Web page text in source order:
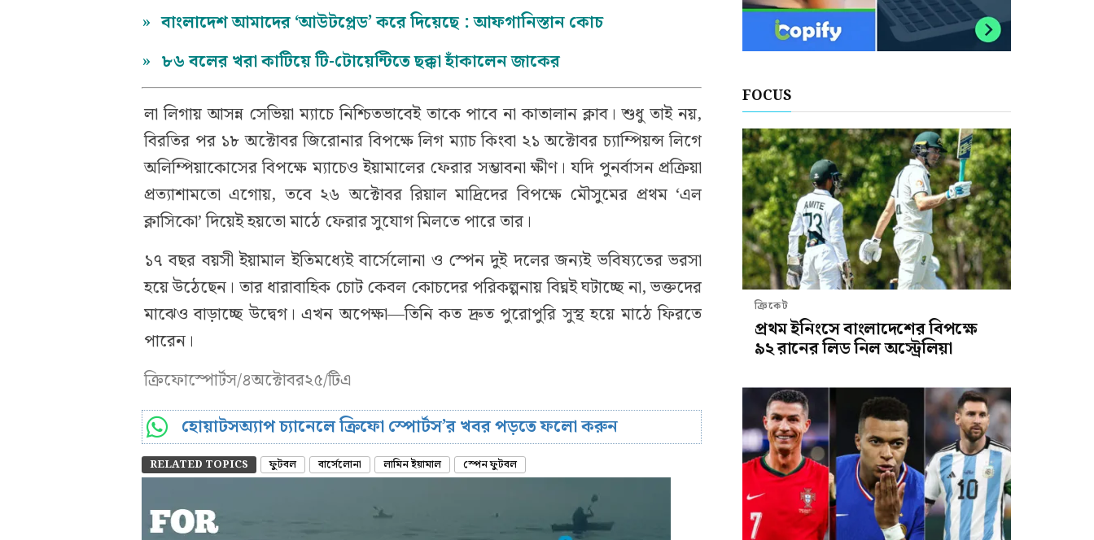
» বাংলাদেশ আমাদের ‘আউটপ্লেড’ করে দিয়েছে : আফগানিস্তান কোচ
» ৮৬ বলের খরা কাটিয়ে টি-টোয়েন্টিতে ছক্কা হাঁকালেন জাকের
লা লিগায় আসন্ন সেভিয়া ম্যাচে নিশ্চিতভাবেই তাকে পাবে না কাতালান ক্লাব। শুধু তাই নয়,
বিরতির পর ১৮ অক্টোবর জিরোনার বিপক্ষে লিগ ম্যাচ কিংবা ২১ অক্টোবর চ্যাম্পিয়ন্স লিগে
অলিম্পিয়াকোসের বিপক্ষে ম্যাচেও ইয়ামালের ফেরার সম্ভাবনা ক্ষীণ। যদি পুনর্বাসন প্রক্রিয়া
প্রত্যাশামতো এগোয়, তবে ২৬ অক্টোবর রিয়াল মাদ্রিদের বিপক্ষে মৌসুমের প্রথম ‘এল
ক্লাসিকো’ দিয়েই হয়তো মাঠে ফেরার সুযোগ মিলতে পারে তার।
১৭ বছর বয়সী ইয়ামাল ইতিমধ্যেই বার্সেলোনা ও স্পেন দুই দলের জন্যই ভবিষ্যতের ভরসা
হয়ে উঠেছেন। তার ধারাবাহিক চোট কেবল কোচদের পরিকল্পনায় বিঘ্নই ঘটাচ্ছে না, ভক্তদের
মাঝেও বাড়াচ্ছে উদ্বেগ। এখন অপেক্ষা—তিনি কত দ্রুত পুরোপুরি সুস্থ হয়ে মাঠে ফিরতে
পারেন।
ক্রিফোস্পোর্টস/৪অক্টোবর২৫/টিএ
হোয়াটসঅ্যাপ চ্যানেলে ক্রিফো স্পোর্টস’র খবর পড়তে ফলো করুন
RELATED TOPICS ফুটবল বার্সেলোনা লামিন ইয়ামাল স্পেন ফুটবল
FOCUS
ক্রিকেট
প্রথম ইনিংসে বাংলাদেশের বিপক্ষে
৯২ রানের লিড নিল অস্ট্রেলিয়া